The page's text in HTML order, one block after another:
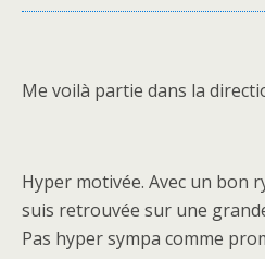
Me voilà partie dans la
Hyper motivée. Avec un bon
suis retrouvée sur une
Pas hyper sympa comme